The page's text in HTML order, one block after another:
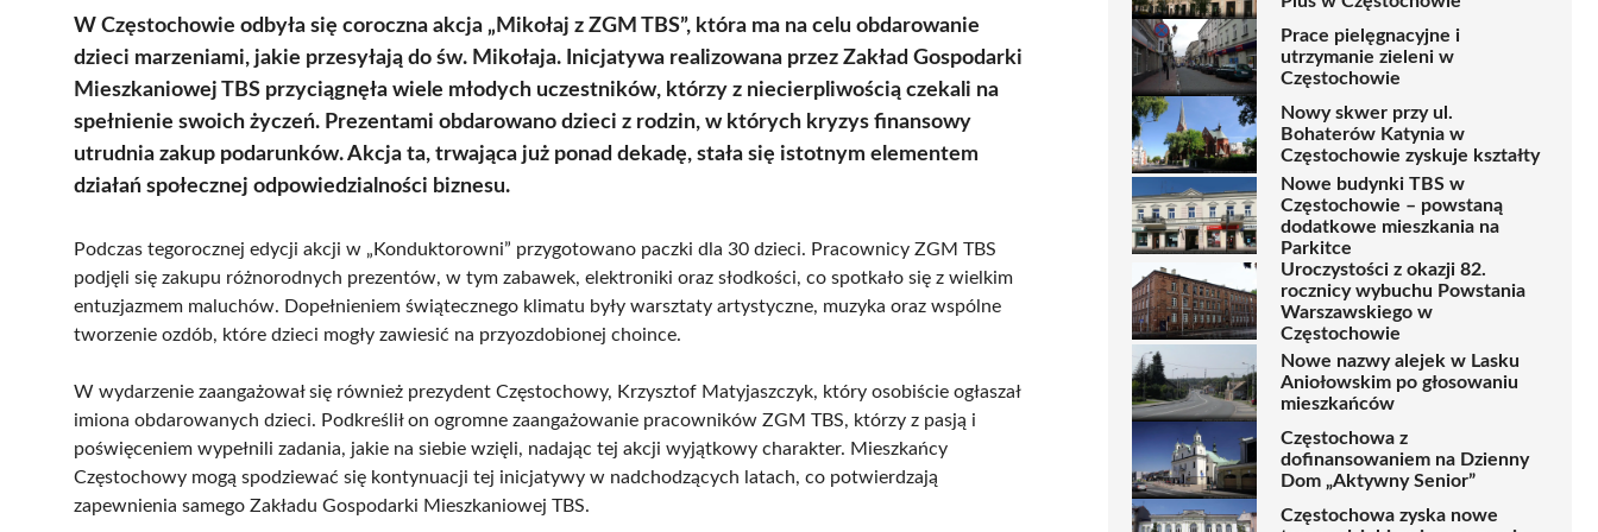
W Częstochowie odbyła się coroczna akcja „Mikołaj z ZGM TBS”, która ma na celu obdarowanie
dzieci marzeniami, jakie przesyłają do św. Mikołaja. Inicjatywa realizowana przez Zakład Gospodarki
Mieszkaniowej TBS przyciągnęła wiele młodych uczestników, którzy z niecierpliwością czekali na
spełnienie swoich życzeń. Prezentami obdarowano dzieci z rodzin, w których kryzys finansowy
utrudnia zakup podarunków. Akcja ta, trwająca już ponad dekadę, stała się istotnym elementem
działań społecznej odpowiedzialności biznesu.
Podczas tegorocznej edycji akcji w „Konduktorowni” przygotowano paczki dla 30 dzieci. Pracownicy ZGM TBS
podjęli się zakupu różnorodnych prezentów, w tym zabawek, elektroniki oraz słodkości, co spotkało się z wielkim
entuzjazmem maluchów. Dopełnieniem świątecznego klimatu były warsztaty artystyczne, muzyka oraz wspólne
tworzenie ozdób, które dzieci mogły zawiesić na przyozdobionej choince.
W wydarzenie zaangażował się również prezydent Częstochowy, Krzysztof Matyjaszczyk, który osobiście ogłaszał
imiona obdarowanych dzieci. Podkreślił on ogromne zaangażowanie pracowników ZGM TBS, którzy z pasją i
poświęceniem wypełnili zadania, jakie na siebie wzięli, nadając tej akcji wyjątkowy charakter. Mieszkańcy
Częstochowy mogą spodziewać się kontynuacji tej inicjatywy w nadchodzących latach, co potwierdzają
zapewnienia samego Zakładu Gospodarki Mieszkaniowej TBS.
Prace pielęgnacyjne i
utrzymanie zieleni w
Częstochowie
Nowy skwer przy ul.
Bohaterów Katynia w
Częstochowie zyskuje kształty
Nowe budynki TBS w
Częstochowie – powstaną
dodatkowe mieszkania na
Parkitce
Uroczystości z okazji 82.
rocznicy wybuchu Powstania
Warszawskiego w
Częstochowie
Nowe nazwy alejek w Lasku
Aniołowskim po głosowaniu
mieszkańców
Częstochowa z
dofinansowaniem na Dzienny
Dom „Aktywny Senior”
Częstochowa zyska nowe